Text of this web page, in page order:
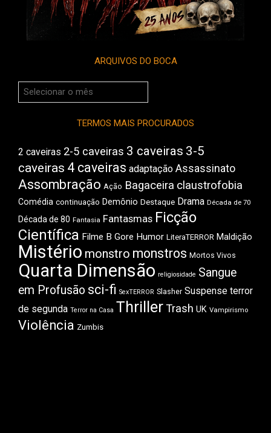
ARQUIVOS DO BOCA
Arquivos
do
TERMOS MAIS PROCURADOS
2 caveiras 2-5 caveiras 3 caveiras 3-5
caveiras 4 caveiras adaptação Assassinato
Assombração Ação Bagaceira claustrofobia
Comédia continuação Demônio Destaque Drama Década de 70
Década de 80 Fantasia Fantasmas Ficção
Científica Filme B Gore Humor LiteraTERROR Maldição
Mistério monstro monstros Mortos Vivos
Quarta Dimensão religiosidade Sangue
em Profusão sci-fi SexTERROR Slasher Suspense terror
de segunda Terror na Casa ThrillerTrash UK Vampirismo
Violência Zumbis